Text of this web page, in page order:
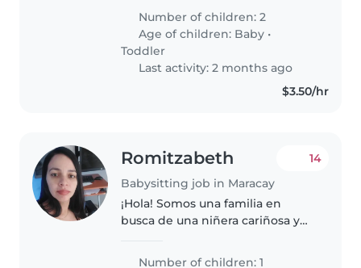
bebé y un niño pequeño, ambos
llenos de energía y muy
juguetones. Necesitamos a
alguien..
Number of children: 2
Age of children: Baby •
Toddler
Last activity: 2 months ago
$3.50/hr
Romitzabeth
Babysitting job in Maracay
14
¡Hola! Somos una familia en
busca de una niñera cariñosa y
nuestro bebé, un niño lleno de
Number of children: 1